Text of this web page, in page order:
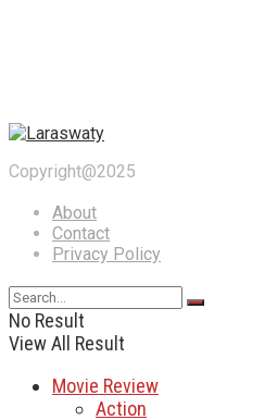
Copyright@2025
About
Contact
Privacy Policy
No Result
View All Result
Movie Review
Action